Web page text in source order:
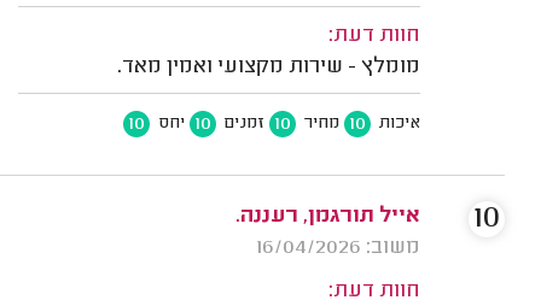
חוות דעת:
מומלץ - שירות מקצועי ואמין מאד.
איכות 10 מחיר 10 זמנים 10 יחס 10
אייל תורגמן, רעננה.
משוב: 16/04/2026
חוות דעת:
10